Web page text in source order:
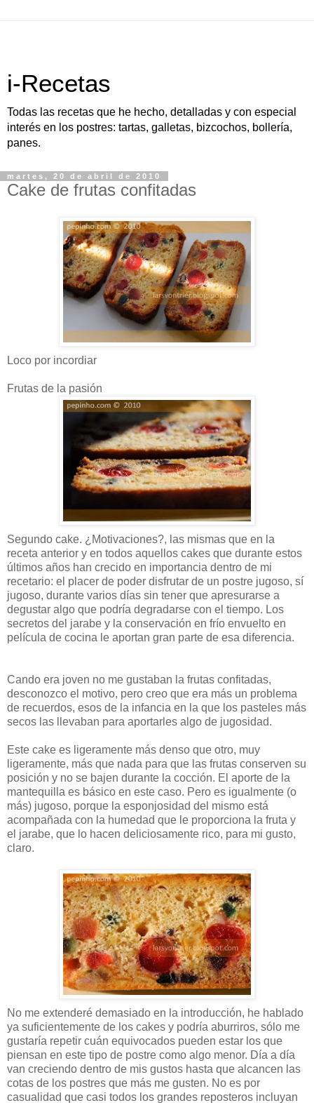
i-Recetas
Todas las recetas que he hecho, detalladas y con especial
interés en los postres: tartas, galletas, bizcochos, bollería,
panes.
martes, 20 de abril de 2010
Cake de frutas confitadas
Loco por incordiar
Frutas de la pasión
Segundo cake. ¿Motivaciones?, las mismas que en la
receta anterior y en todos aquellos cakes que durante estos
últimos años han crecido en importancia dentro de mi
recetario: el placer de poder disfrutar de un postre jugoso, sí
jugoso, durante varios días sin tener que apresurarse a
degustar algo que podría degradarse con el tiempo. Los
secretos del jarabe y la conservación en frío envuelto en
película de cocina le aportan gran parte de esa diferencia.
Cando era joven no me gustaban la frutas confitadas,
desconozco el motivo, pero creo que era más un problema
de recuerdos, esos de la infancia en la que los pasteles más
secos las llevaban para aportarles algo de jugosidad.
Este cake es ligeramente más denso que otro, muy
ligeramente, más que nada para que las frutas conserven su
posición y no se bajen durante la cocción. El aporte de la
mantequilla es básico en este caso. Pero es igualmente (o
más) jugoso, porque la esponjosidad del mismo está
acompañada con la humedad que le proporciona la fruta y
el jarabe, que lo hacen deliciosamente rico, para mi gusto,
claro.
No me extenderé demasiado en la introducción, he hablado
ya suficientemente de los cakes y podría aburriros, sólo me
gustaría repetir cuán equivocados pueden estar los que
piensan en este tipo de postre como algo menor. Día a día
van creciendo dentro de mis gustos hasta que alcancen las
cotas de los postres que más me gusten. No es por
casualidad que casi todos los grandes reposteros incluyan